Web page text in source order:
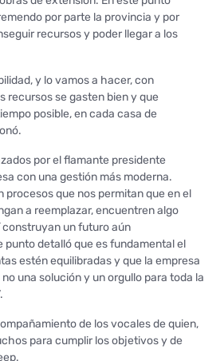
por parte la provincia y por
recursos y poder llegar a los
y lo vamos a hacer, con
recursos se gasten bien y que
posible, en cada casa de
por el flamante presidente
con una gestión más moderna.
procesos que nos permitan que en el
a reemplazar, encuentren algo
un futuro aún
punto detalló que es fundamental el
estén equilibradas y que la empresa
una solución y un orgullo para toda la
de los vocales de quien,
para cumplir los objetivos y de